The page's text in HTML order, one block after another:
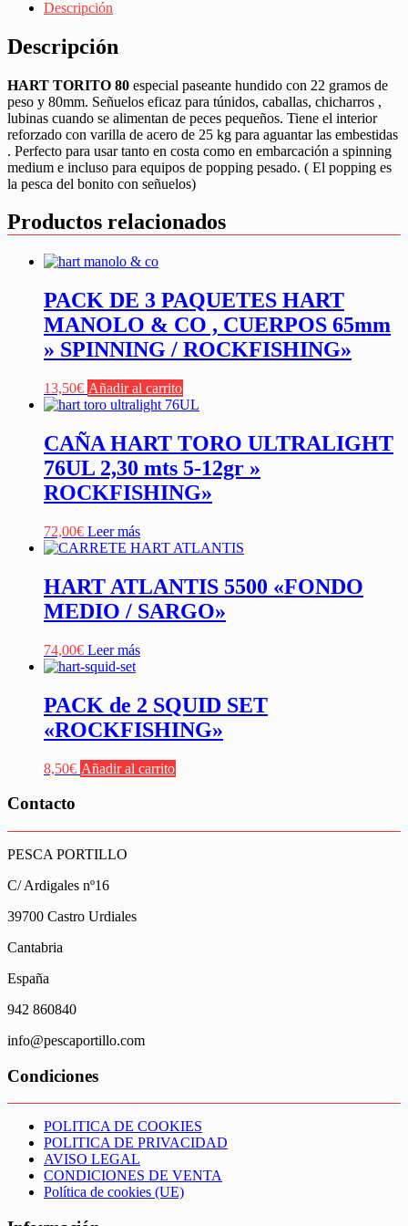
Descripción
Descripción
HART TORITO 80 especial paseante hundido con 22 gramos de
peso y 80mm. Señuelos eficaz para túnidos, caballas, chicharros ,
lubinas cuando se alimentan de peces pequeños. Tiene el interior
reforzado con varilla de acero de 25 kg para aguantar las embestidas
. Perfecto para usar tanto en costa como en embarcación a spinning
medium e incluso para equipos de popping pesado. ( El popping es
la pesca del bonito con señuelos)
Productos relacionados
PACK DE 3 PAQUETES HART
MANOLO & CO , CUERPOS 65mm
» SPINNING / ROCKFISHING»
13,50€ Añadir al carrito
CAÑA HART TORO ULTRALIGHT
76UL 2,30 mts 5-12gr »
ROCKFISHING»
72,00€ Leer más
HART ATLANTIS 5500 «FONDO
MEDIO / SARGO»
74,00€ Leer más
PACK de 2 SQUID SET
«ROCKFISHING»
8,50€ Añadir al carrito
Contacto
PESCA PORTILLO
C/ Ardigales nº16
39700 Castro Urdiales
Cantabria
España
942 860840
info@pescaportillo.com
Condiciones
POLITICA DE COOKIES
POLITICA DE PRIVACIDAD
AVISO LEGAL
CONDICIONES DE VENTA
Política de cookies (UE)